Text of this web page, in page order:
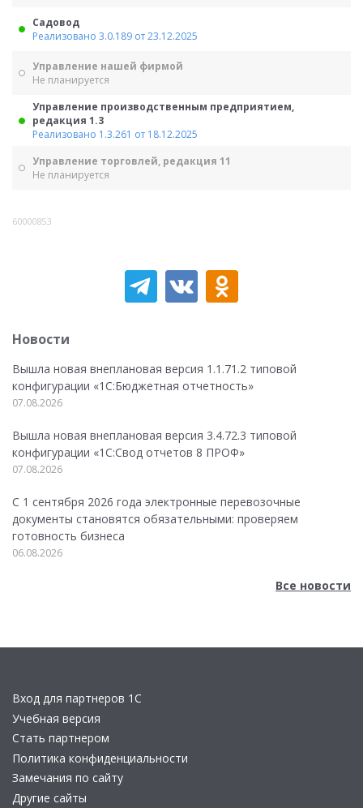
Садовод
Реализовано 3.0.189 от 23.12.2025
Управление нашей фирмой
Не планируется
Управление производственным предприятием,
редакция 1.3
Реализовано 1.3.261 от 18.12.2025
Управление торговлей, редакция 11
Не планируется
60000853
Новости
Вышла новая внеплановая версия 1.1.71.2 типовой
конфигурации «1C:Бюджетная отчетность»
07.08.2026
Вышла новая внеплановая версия 3.4.72.3 типовой
конфигурации «1C:Свод отчетов 8 ПРОФ»
07.08.2026
С 1 сентября 2026 года электронные перевозочные
документы становятся обязательными: проверяем
готовность бизнеса
06.08.2026
Все новости
Вход для партнеров 1С
Учебная версия
Стать партнером
Политика конфиденциальности
Замечания по сайту
Другие сайты